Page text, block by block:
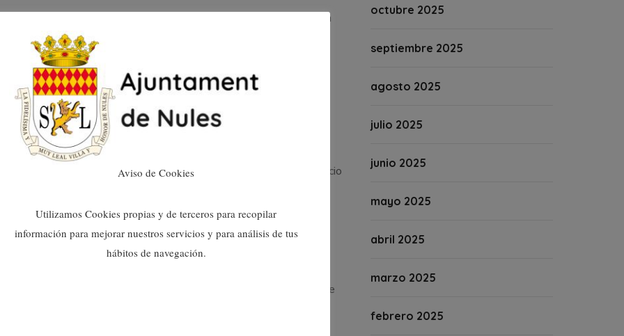
palma de Domingo de Ramos, la cuelguen en el balcón, y suban
etiquetando la página de Ajuntament de Nules con el hastang
importante mantener nuestras tradiciones y compartirlas con las
puede participar toda la familia, además este concurso también
Susana Tusón.
de 50 euros “serán tres vales para consumir en nuestro comercio
de Alarma. La intención es ayudar a la pequeña y mediana
de hecho las creaciones de cada una de las publicaciones
5 de abril, a las 9 de la mañana. A partir de ese día y hora las
con la fotografía de la palma casera hasta el Sábado Santo, 11 de
octubre 2025
septiembre 2025
agosto 2025
julio 2025
junio 2025
mayo 2025
abril 2025
marzo 2025
febrero 2025
Aviso de Cookies
Utilizamos Cookies propias y de terceros para recopilar
información para mejorar nuestros servicios y para análisis de tus
hábitos de navegación.